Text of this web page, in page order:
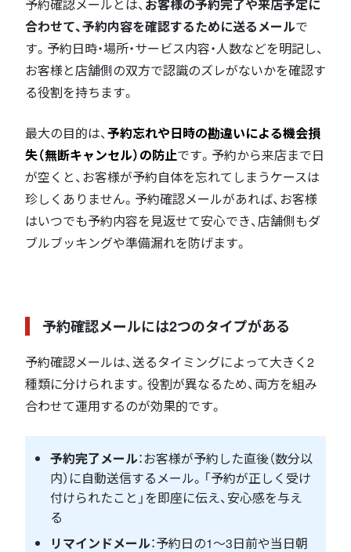
予約確認メールとは、お客様の予約完了や来店予定に
合わせて、予約内容を確認するために送るメールで
す。予約日時・場所・サービス内容・人数などを明記し、
お客様と店舗側の双方で認識のズレがないかを確認す
る役割を持ちます。
最大の目的は、予約忘れや日時の勘違いによる機会損
失（無断キャンセル）の防止です。予約から来店まで日
が空くと、お客様が予約自体を忘れてしまうケースは
珍しくありません。予約確認メールがあれば、お客様
はいつでも予約内容を見返せて安心でき、店舗側もダ
ブルブッキングや準備漏れを防げます。
予約確認メールには2つのタイプがある
予約確認メールは、送るタイミングによって大きく2
種類に分けられます。役割が異なるため、両方を組み
合わせて運用するのが効果的です。
予約完了メール：お客様が予約した直後（数分以
内）に自動送信するメール。「予約が正しく受け
付けられたこと」を即座に伝え、安心感を与え
る
リマインドメール：予約日の1〜3日前や当日朝